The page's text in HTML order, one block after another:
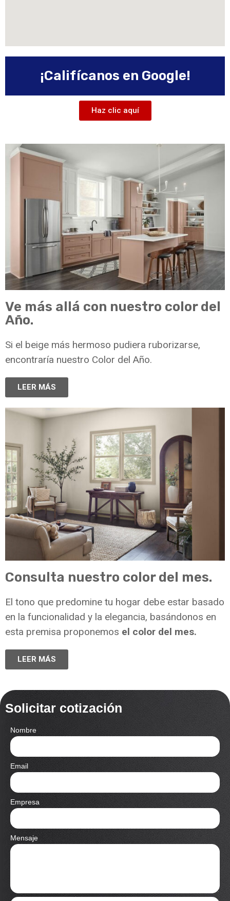
¡Califícanos en Google!
Haz clic aquí
Ve más allá con nuestro color del
Año.
Si el beige más hermoso pudiera ruborizarse,
encontraría nuestro Color del Año.
LEER MÁS
Consulta nuestro color del mes.
El tono que predomine tu hogar debe estar basado
en la funcionalidad y la elegancia, basándonos en
esta premisa proponemos el color del mes.
LEER MÁS
Solicitar cotización
Nombre
Email
Empresa
Mensaje